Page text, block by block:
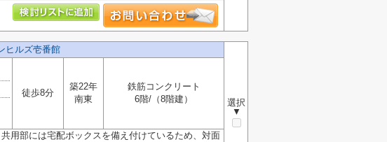
ヒルズ壱番館
選択
▼
徒歩8分
築22年
南東
鉄筋コンクリート
6階/（8階建）
用部には宅配ボックスを備え付けているため、対面